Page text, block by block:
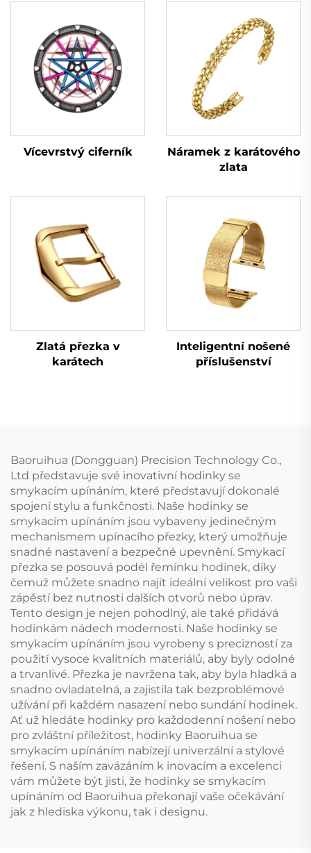
Vícevrstvý ciferník
Náramek z karátového
zlata
Zlatá přezka v
karátech
Inteligentní nošené
příslušenství
Baoruihua (Dongguan) Precision Technology Co.,
Ltd představuje své inovativní hodinky se
smykacím upínáním, které představují dokonalé
spojení stylu a funkčnosti. Naše hodinky se
smykacím upínáním jsou vybaveny jedinečným
mechanismem upínacího přezky, který umožňuje
snadné nastavení a bezpečné upevnění. Smykací
přezka se posouvá podél řemínku hodinek, díky
čemuž můžete snadno najít ideální velikost pro vaši
zápěstí bez nutnosti dalších otvorů nebo úprav.
Tento design je nejen pohodlný, ale také přidává
hodinkám nádech modernosti. Naše hodinky se
smykacím upínáním jsou vyrobeny s precizností za
použití vysoce kvalitních materiálů, aby byly odolné
a trvanlivé. Přezka je navržena tak, aby byla hladká a
snadno ovladatelná, a zajistila tak bezproblémové
užívání při každém nasazení nebo sundání hodinek.
Ať už hledáte hodinky pro každodenní nošení nebo
pro zvláštní příležitost, hodinky Baoruihua se
smykacím upínáním nabízejí univerzální a stylové
řešení. S naším zavázáním k inovacím a excelenci
vám můžete být jisti, že hodinky se smykacím
upínáním od Baoruihua překonají vaše očekávání
jak z hlediska výkonu, tak i designu.